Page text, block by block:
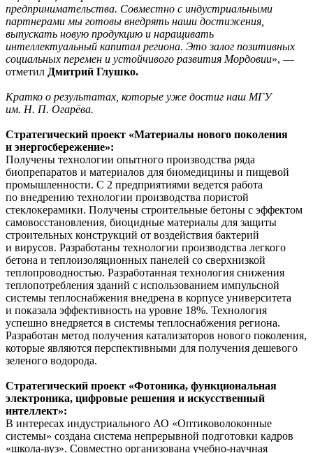
предпринимательства. Совместно с индустриальными
партнерами мы готовы внедрять наши достижения,
выпускать новую продукцию и наращивать
интеллектуальный капитал региона. Это залог позитивных
социальных перемен и устойчивого развития Мордовии», —
отметил Дмитрий Глушко.
Кратко о результатах, которые уже достиг наш МГУ
им. Н. П. Огарёва.
Стратегический проект «Материалы нового поколения
и энергосбережение»:
Получены технологии опытного производства ряда
биопрепаратов и материалов для биомедицины и пищевой
промышленности. С 2 предприятиями ведется работа
по внедрению технологии производства пористой
стеклокерамики. Получены строительные бетоны с эффектом
самовосстановления, биоцидные материалы для защиты
строительных конструкций от воздействия бактерий
и вирусов. Разработаны технологии производства легкого
бетона и теплоизоляционных панелей со сверхнизкой
теплопроводностью. Разработанная технология снижения
теплопотребления зданий с использованием импульсной
системы теплоснабжения внедрена в корпусе университета
и показала эффективность на уровне 18%. Технология
успешно внедряется в системы теплоснабжения региона.
Разработан метод получения катализаторов нового поколения,
которые являются перспективными для получения дешевого
зеленого водорода.
Стратегический проект «Фотоника, функциональная
электроника, цифровые решения и искусственный
интеллект»:
В интересах индустриального АО «Оптиковолоконные
системы» создана система непрерывной подготовки кадров
«школа-вуз». Совместно организована учебно-научная